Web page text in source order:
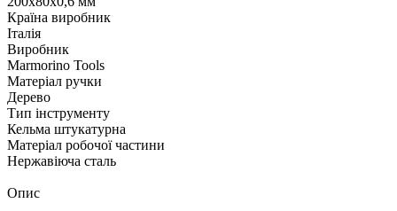
Країна виробник
Італія
Виробник
Marmorino Tools
Матеріал ручки
Дерево
Тип інструменту
Кельма штукатурна
Матеріал робочої частини
Нержавіюча сталь
Опис